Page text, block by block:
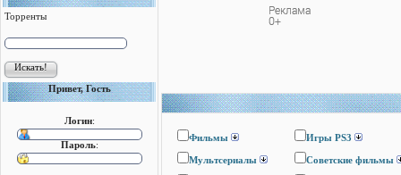
Торренты
Привет, Гость
Логин:
Пароль:
Фильмы Игры PS3
Мультсериалы Cоветские фильмы